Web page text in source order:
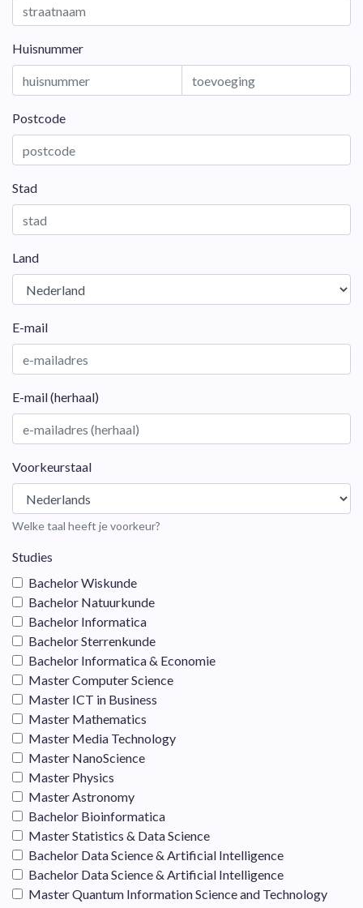
Huisnummer
Postcode
Stad
Land
E-mail
E-mail (herhaal)
Voorkeurstaal
Welke taal heeft je voorkeur?
Studies
Bachelor Wiskunde
Bachelor Natuurkunde
Bachelor Informatica
Bachelor Sterrenkunde
Bachelor Informatica & Economie
Master Computer Science
Master ICT in Business
Master Mathematics
Master Media Technology
Master NanoScience
Master Physics
Master Astronomy
Bachelor Bioinformatica
Master Statistics & Data Science
Bachelor Data Science & Artificial Intelligence
Bachelor Data Science & Artificial Intelligence
Master Quantum Information Science and Technology